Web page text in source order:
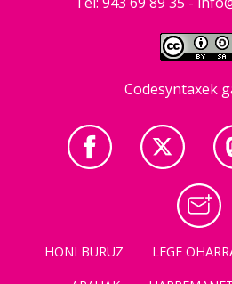
Codesyntaxek
HONI BURUZ LEGE